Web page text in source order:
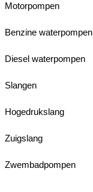
Motorpompen
Benzine waterpompen
Diesel waterpompen
Slangen
Hogedrukslang
Zuigslang
Zwembadpompen